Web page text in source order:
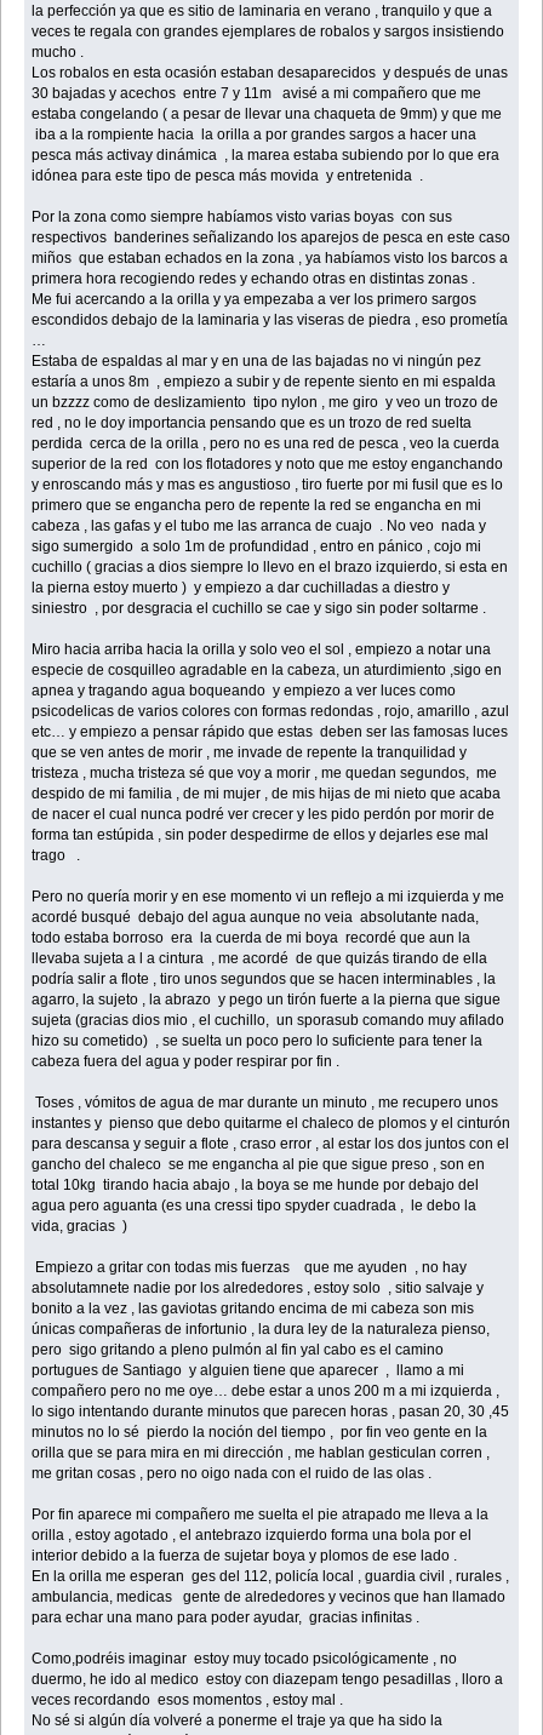
la perfección ya que es sitio de laminaria en verano , tranquilo y que a
veces te regala con grandes ejemplares de robalos y sargos insistiendo
mucho .
Los robalos en esta ocasión estaban desaparecidos y después de unas
30 bajadas y acechos entre 7 y 11m avisé a mi compañero que me
estaba congelando ( a pesar de llevar una chaqueta de 9mm) y que me
iba a la rompiente hacia la orilla a por grandes sargos a hacer una
pesca más activay dinámica , la marea estaba subiendo por lo que era
idónea para este tipo de pesca más movida y entretenida .
Por la zona como siempre habíamos visto varias boyas con sus
respectivos banderines señalizando los aparejos de pesca en este caso
miños que estaban echados en la zona , ya habíamos visto los barcos a
primera hora recogiendo redes y echando otras en distintas zonas .
Me fui acercando a la orilla y ya empezaba a ver los primero sargos
escondidos debajo de la laminaria y las viseras de piedra , eso prometía
Estaba de espaldas al mar y en una de las bajadas no vi ningún pez
estaría a unos 8m , empiezo a subir y de repente siento en mi espalda
un bzzzz como de deslizamiento tipo nylon , me giro y veo un trozo de
red , no le doy importancia pensando que es un trozo de red suelta
perdida cerca de la orilla , pero no es una red de pesca , veo la cuerda
superior de la red con los flotadores y noto que me estoy enganchando
y enroscando más y mas es angustioso , tiro fuerte por mi fusil que es lo
primero que se engancha pero de repente la red se engancha en mi
cabeza , las gafas y el tubo me las arranca de cuajo . No veo nada y
sigo sumergido a solo 1m de profundidad , entro en pánico , cojo mi
cuchillo ( gracias a dios siempre lo llevo en el brazo izquierdo, si esta en
la pierna estoy muerto ) y empiezo a dar cuchilladas a diestro y
siniestro , por desgracia el cuchillo se cae y sigo sin poder soltarme .
Miro hacia arriba hacia la orilla y solo veo el sol , empiezo a notar una
especie de cosquilleo agradable en la cabeza, un aturdimiento ,sigo en
apnea y tragando agua boqueando y empiezo a ver luces como
psicodelicas de varios colores con formas redondas , rojo, amarillo , azul
etc… y empiezo a pensar rápido que estas deben ser las famosas luces
que se ven antes de morir , me invade de repente la tranquilidad y
tristeza , mucha tristeza sé que voy a morir , me quedan segundos, me
despido de mi familia , de mi mujer , de mis hijas de mi nieto que acaba
de nacer el cual nunca podré ver crecer y les pido perdón por morir de
forma tan estúpida , sin poder despedirme de ellos y dejarles ese mal
trago .
Pero no quería morir y en ese momento vi un reflejo a mi izquierda y me
acordé busqué debajo del agua aunque no veia absolutante nada,
todo estaba borroso era la cuerda de mi boya recordé que aun la
llevaba sujeta a l a cintura , me acordé de que quizás tirando de ella
podría salir a flote , tiro unos segundos que se hacen interminables , la
agarro, la sujeto , la abrazo y pego un tirón fuerte a la pierna que sigue
sujeta (gracias dios mio , el cuchillo, un sporasub comando muy afilado
hizo su cometido) , se suelta un poco pero lo suficiente para tener la
cabeza fuera del agua y poder respirar por fin .
Toses , vómitos de agua de mar durante un minuto , me recupero unos
instantes y pienso que debo quitarme el chaleco de plomos y el cinturón
para descansa y seguir a flote , craso error , al estar los dos juntos con el
gancho del chaleco se me engancha al pie que sigue preso , son en
total 10kg tirando hacia abajo , la boya se me hunde por debajo del
agua pero aguanta (es una cressi tipo spyder cuadrada , le debo la
vida, gracias )
Empiezo a gritar con todas mis fuerzas que me ayuden , no hay
absolutamnete nadie por los alrededores , estoy solo , sitio salvaje y
bonito a la vez , las gaviotas gritando encima de mi cabeza son mis
únicas compañeras de infortunio , la dura ley de la naturaleza pienso,
pero sigo gritando a pleno pulmón al fin yal cabo es el camino
portugues de Santiago y alguien tiene que aparecer , llamo a mi
compañero pero no me oye… debe estar a unos 200 m a mi izquierda ,
lo sigo intentando durante minutos que parecen horas , pasan 20, 30 ,45
minutos no lo sé pierdo la noción del tiempo , por fin veo gente en la
orilla que se para mira en mi dirección , me hablan gesticulan corren ,
me gritan cosas , pero no oigo nada con el ruido de las olas .
Por fin aparece mi compañero me suelta el pie atrapado me lleva a la
orilla , estoy agotado , el antebrazo izquierdo forma una bola por el
interior debido a la fuerza de sujetar boya y plomos de ese lado .
En la orilla me esperan ges del 112, policía local , guardia civil , rurales ,
ambulancia, medicas gente de alrededores y vecinos que han llamado
para echar una mano para poder ayudar, gracias infinitas .
Como,podréis imaginar estoy muy tocado psicológicamente , no
duermo, he ido al medico estoy con diazepam tengo pesadillas , lloro a
veces recordando esos momentos , estoy mal .
No sé si algún día volveré a ponerme el traje ya que ha sido la